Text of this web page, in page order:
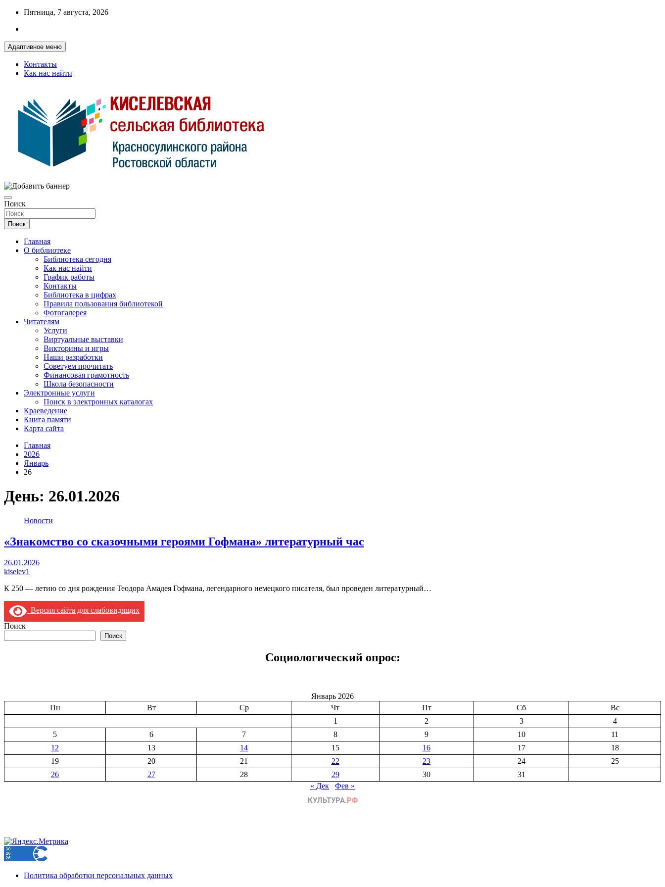
Перейти
содержимому
Пятница, 7 августа, 2026
Адаптивное меню
Контакты
Как нас найти
Киселевская сельская библиотека
Поиск
Поиск
Главная
О библиотеке
Библиотека сегодня
Как нас найти
График работы
Контакты
Библиотека в цифрах
Правила пользования библиотекой
Фотогалерея
Читателям
Услуги
Виртуальные выставки
Викторины и игры
Наши разработки
Советуем прочитать
Финансовая грамотность
Школа безопасности
Электронные услуги
Поиск в электронных каталогах
Краеведение
Книга памяти
Карта сайта
Главная
2026
Январь
26
День: 26.01.2026
Новости
«Знакомство со сказочными героями Гофмана» литературный час
26.01.2026
kiselev1
К 250 — летию со дня рождения Теодора Амадея Гофмана, легендарного немецкого писателя, был проведен литературный…
Версия сайта для слабовидящих
Поиск
Поиск
Социологический опрос:
Январь 2026
Пн
Вт Ср Чт Пт Сб
Вс
1
2 3
4
5
6 7 8 9 10
11
12
13 14 15 16 17
18
19
20 21 22 23 24
25
26
27 28 29 30
31
« Дек
Фев »
Политика обработки персональных данных